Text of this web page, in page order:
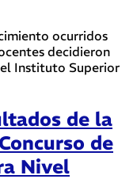
ocurridos
decidieron
Instituto Superior
de la
de
Nivel